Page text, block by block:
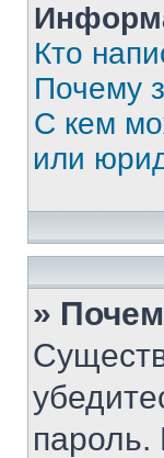
Кто
Почему
С кем
или
»
пароль.